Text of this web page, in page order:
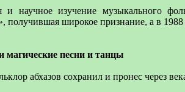
и научное изучение музыкального
получившая широкое признание, а в
магические песни и танцы
абхазов сохранил и пронес через